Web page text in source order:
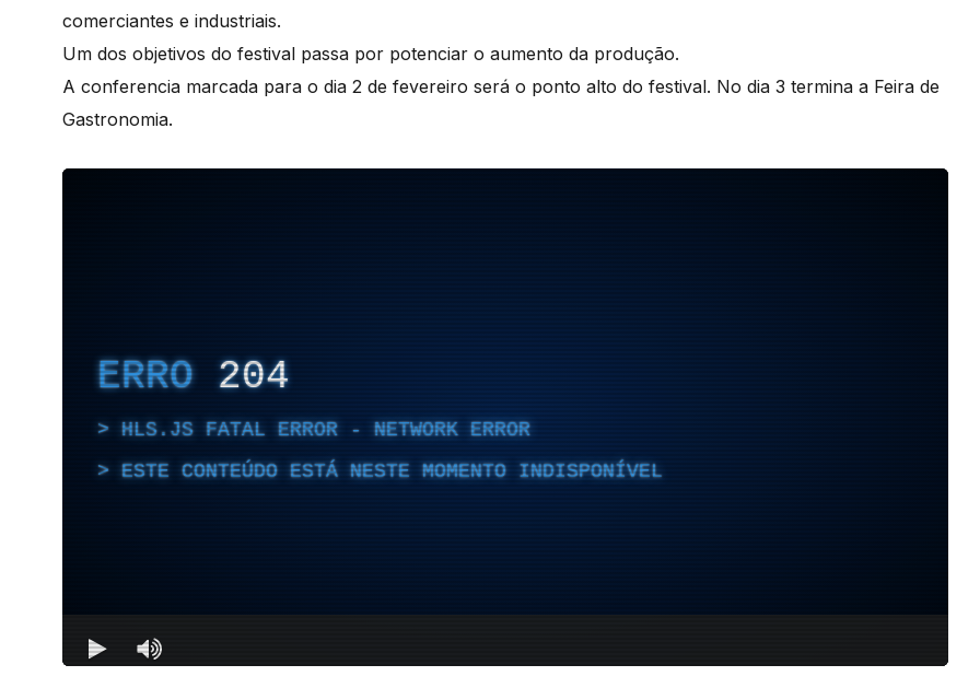
comerciantes e industriais.
Um dos objetivos do festival passa por potenciar o aumento da produção.
A conferencia marcada para o dia 2 de fevereiro será o ponto alto do festival. No dia 3 termina a Feira de
Gastronomia.